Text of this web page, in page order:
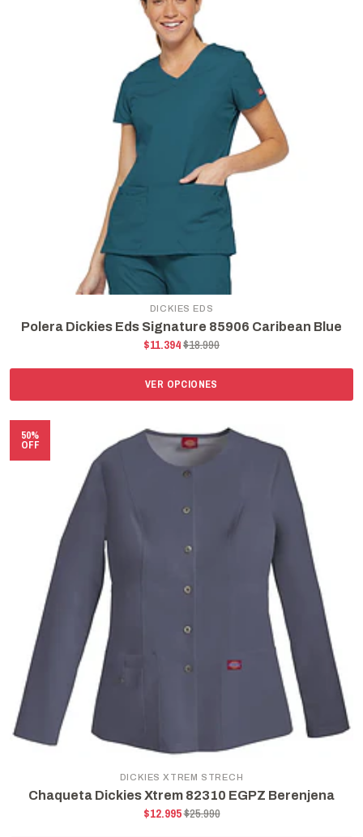
DICKIES EDS
Polera Dickies Eds Signature 85906 Caribean Blue
$11.394$18.990
VER OPCIONES
50%
OFF
DICKIES XTREM STRECH
Chaqueta Dickies Xtrem 82310 EGPZ Berenjena
$12.995$25.990